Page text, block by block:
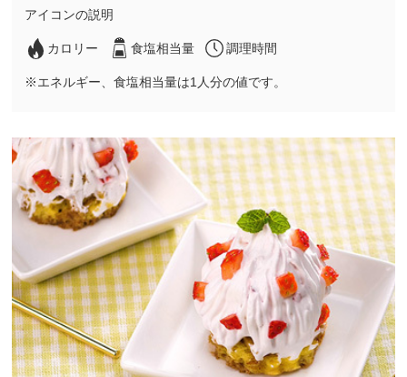
アイコンの説明
カロリー 食塩相当量 調理時間
※エネルギー、食塩相当量は1人分の値です。